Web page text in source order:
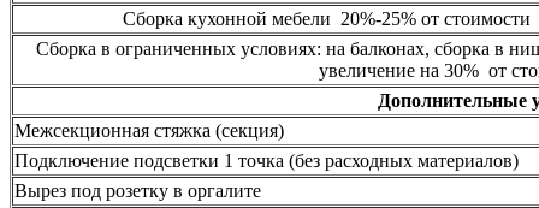
Сборка кухонной мебели 20%-25% от стоимости
Сборка в ограниченных условиях: на балконах, сборка в
увеличение на 30% от
Дополнительные
Межсекционная стяжка (секция)
Подключение подсветки 1 точка (без расходных материалов)
Вырез под розетку в оргалите